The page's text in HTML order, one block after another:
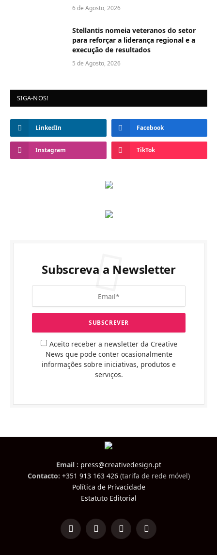
6 de Agosto, 2026
Stellantis nomeia veteranos do setor
para reforçar a liderança regional e a
execução de resultados
5 de Agosto, 2026
SIGA-NOS!
LinkedIn Facebook
Instagram TikTok
Subscreva a Newsletter
Aceito receber a newsletter da Creative
News que pode conter ocasionalmente
informações sobre iniciativas, produtos e
serviços.
Email : press@creativedesign.pt
Contacto: +351 913 163 426(tarifa de rede móvel)
Política de Privacidade
Estatuto Editorial
LinkedInFacebookInstagramTikTok